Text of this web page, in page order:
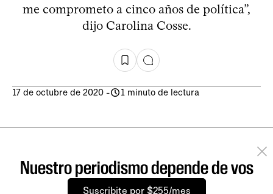
me comprometo a cinco años de política”,
dijo Carolina Cosse.
17 de octubre de 2020 - 1 minuto de lectura
Nuestro periodismo depende de vos
Suscribite por $255/mes